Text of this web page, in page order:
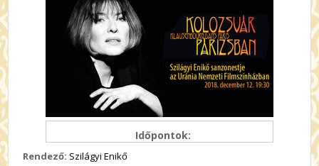
Időpontok:
Rendező: Szilágyi Enikő